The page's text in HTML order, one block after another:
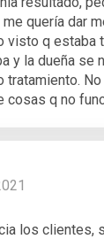
quería dar
visto q estaba
y la dueña se
tratamiento.
cosas q no
los clientes,